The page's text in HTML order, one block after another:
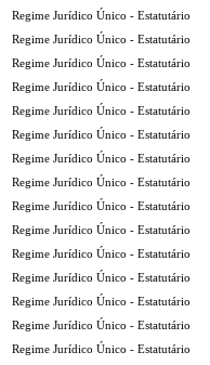
Regime Jurídico Único - Estatutário
Regime Jurídico Único - Estatutário
Regime Jurídico Único - Estatutário
Regime Jurídico Único - Estatutário
Regime Jurídico Único - Estatutário
Regime Jurídico Único - Estatutário
Regime Jurídico Único - Estatutário
Regime Jurídico Único - Estatutário
Regime Jurídico Único - Estatutário
Regime Jurídico Único - Estatutário
Regime Jurídico Único - Estatutário
Regime Jurídico Único - Estatutário
Regime Jurídico Único - Estatutário
Regime Jurídico Único - Estatutário
Regime Jurídico Único - Estatutário